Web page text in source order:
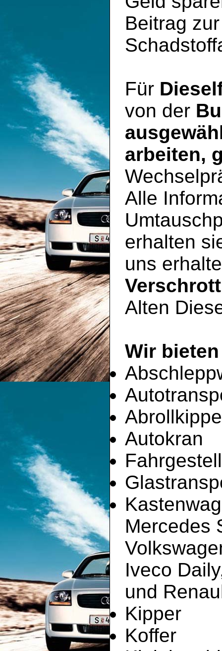
Beitrag
Für
von der
arbeiten,
Alle
erhalten
uns
Alten
Wir
Autokran
Fahrgestell
Mercedes
Iveco
und
Kipper
Koffer